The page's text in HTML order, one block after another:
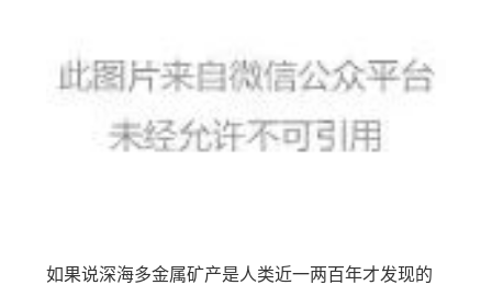
如果说深海多金属矿产是人类近一两百年才发现的